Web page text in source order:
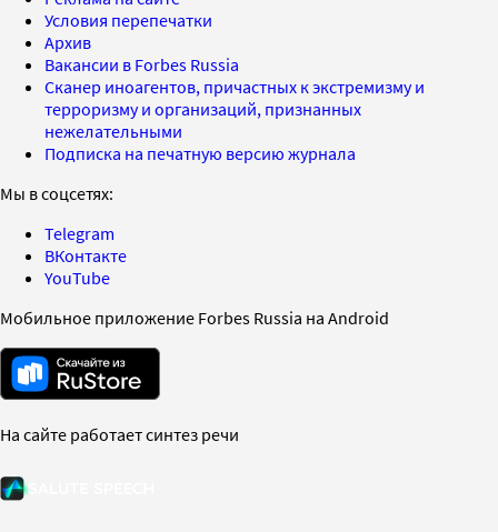
Условия перепечатки
Архив
Вакансии в Forbes Russia
Сканер иноагентов, причастных к экстремизму и
терроризму и организаций, признанных
нежелательными
Подписка на печатную версию журнала
Мы в соцсетях:
Telegram
ВКонтакте
YouTube
Мобильное приложение Forbes Russia на Android
На сайте работает синтез речи